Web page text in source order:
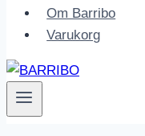
Om Barribo
Varukorg